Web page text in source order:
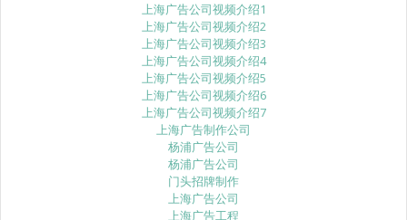
上海广告公司视频介绍1
上海广告公司视频介绍2
上海广告公司视频介绍3
上海广告公司视频介绍4
上海广告公司视频介绍5
上海广告公司视频介绍6
上海广告公司视频介绍7
上海广告制作公司
杨浦广告公司
杨浦广告公司
门头招牌制作
上海广告公司
上海广告工程